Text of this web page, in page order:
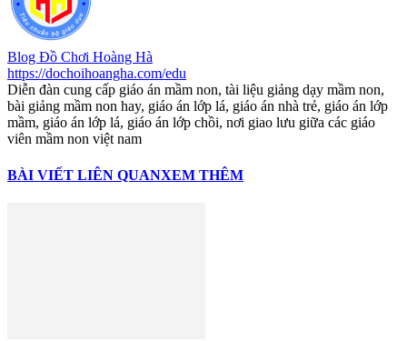
Blog Đồ Chơi Hoàng Hà
https://dochoihoangha.com/edu
Diễn đàn cung cấp giáo án mầm non, tài liệu giảng dạy mầm non,
bài giảng mầm non hay, giáo án lớp lá, giáo án nhà trẻ, giáo án lớp
mầm, giáo án lớp lá, giáo án lớp chồi, nơi giao lưu giữa các giáo
viên mầm non việt nam
BÀI VIẾT LIÊN QUANXEM THÊM